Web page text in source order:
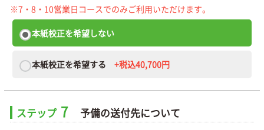
※7・8・10営業日コースでのみご利用いただけます。
本紙校正を希望しない
本紙校正を希望する +税込40,700円
ステップ 7 予備の送付先について